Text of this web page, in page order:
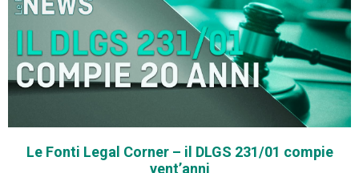
Le Fonti Legal Corner – il DLGS 231/01 compie
vent’anni